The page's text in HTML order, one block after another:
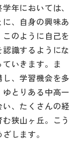
年においては、
、自身の興味あ
のように自己を
識するようにな
いきます。ま
、学習機会を多
とりある中高一
、たくさんの経
狭山ヶ丘。こう
します。